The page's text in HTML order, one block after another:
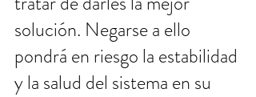
solución. Negarse a ello
pondrá en riesgo la estabilidad
y la salud del sistema en su